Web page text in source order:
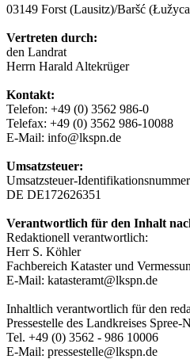
03149 Forst (Lausitz)/Baršć
Vertreten durch:
den Landrat
Herrn Harald Altekrüger
Kontakt:
Telefon: +49 (0) 3562 986-0
Telefax: +49 (0) 3562 986-10088
E-Mail: info@lkspn.de
Umsatzsteuer:
Umsatzsteuer-
DE DE172626351
Verantwortlich für den Inhalt
Redaktionell verantwortlich:
Herr S. Köhler
Fachbereich Kataster und
E-Mail: katasteramt@lkspn.de
Inhaltlich verantwortlich für den
Pressestelle des Landkreises
Tel. +49 (0) 3562 - 986 10006
E-Mail: pressestelle@lkspn.de